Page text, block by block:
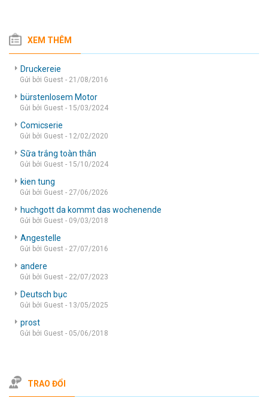
XEM THÊM
Druckereie
Gửi bởi Guest - 21/08/2016
bürstenlosem Motor
Gửi bởi Guest - 15/03/2024
Comicserie
Gửi bởi Guest - 12/02/2020
Sữa trắng toàn thân
Gửi bởi Guest - 15/10/2024
kien tung
Gửi bởi Guest - 27/06/2026
huchgott da kommt das wochenende
Gửi bởi Guest - 09/03/2018
Angestelle
Gửi bởi Guest - 27/07/2016
andere
Gửi bởi Guest - 22/07/2023
Deutsch bục
Gửi bởi Guest - 13/05/2025
prost
Gửi bởi Guest - 05/06/2018
TRAO ĐỔI